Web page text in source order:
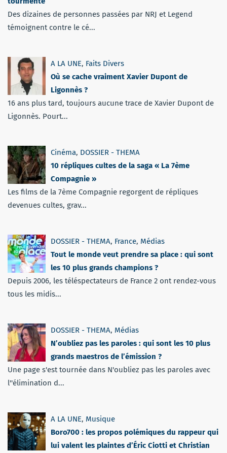
Des dizaines de personnes passées par NRJ et Legend
témoignent contre le cé...
A LA UNE, Faits Divers
Où se cache vraiment Xavier Dupont de
Ligonnès ?
16 ans plus tard, toujours aucune trace de Xavier Dupont de
Ligonnès. Pourt...
Cinéma, DOSSIER - THEMA
10 répliques cultes de la saga « La 7ème
Compagnie »
Les films de la 7ème Compagnie regorgent de répliques
devenues cultes, grav...
DOSSIER - THEMA, France, Médias
Tout le monde veut prendre sa place : qui sont
les 10 plus grands champions ?
Depuis 2006, les téléspectateurs de France 2 ont rendez-vous
tous les midis...
DOSSIER - THEMA, Médias
N’oubliez pas les paroles : qui sont les 10 plus
grands maestros de l’émission ?
Une page s'est tournée dans N'oubliez pas les paroles avec
l''élimination d...
A LA UNE, Musique
Boro700 : les propos polémiques du rappeur qui
lui valent les plaintes d’Éric Ciotti et Christian